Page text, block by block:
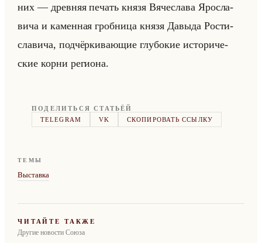
них — древ­няя пе­чать князя Вя­че­сла­ва Яро­сла­
ви­ча и ка­мен­ная гроб­ни­ца князя Да­вы­да Ро­сти­
сла­ви­ча, под­чёр­ки­ва­ющие глу­бо­кие ис­то­ри­че­
ские корни ре­ги­она.
ПОДЕЛИТЬСЯ СТАТЬЁЙ
TELEGRAM
VK СКОПИРОВАТЬ ССЫЛКУ
ТЕМЫ
Выставка
ЧИТАЙТЕ ТАКЖЕ
Другие новости Союза